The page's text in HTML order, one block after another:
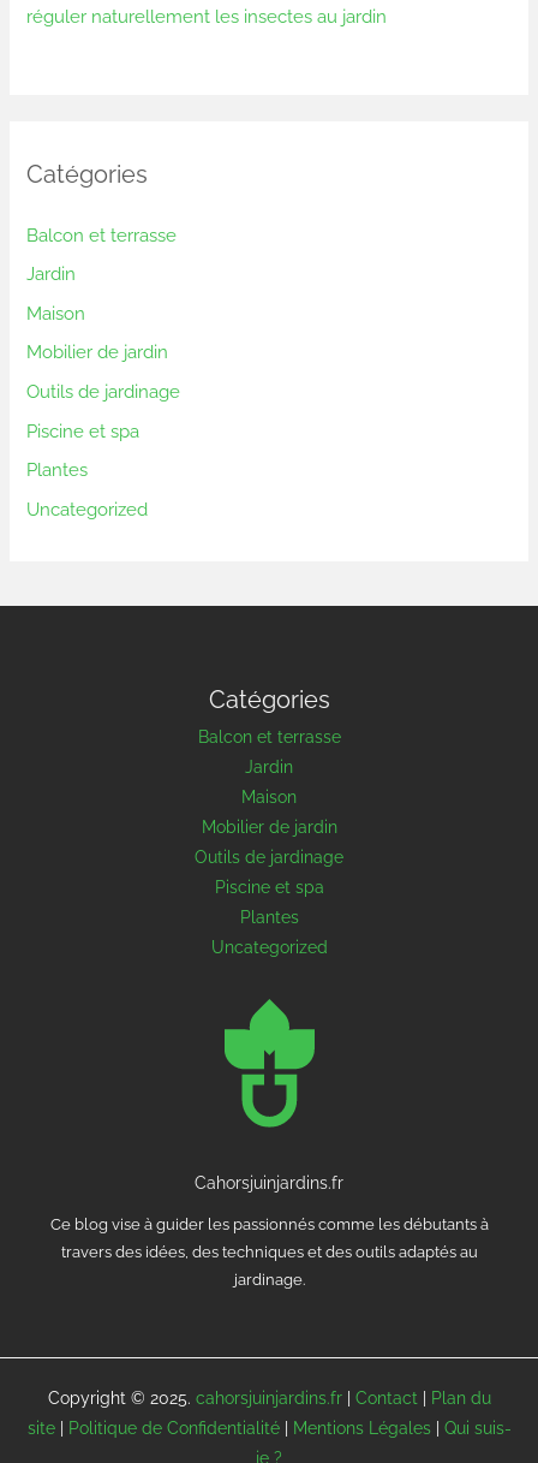
réguler naturellement les insectes au jardin
Catégories
Balcon et terrasse
Jardin
Maison
Mobilier de jardin
Outils de jardinage
Piscine et spa
Plantes
Uncategorized
Catégories
Balcon et terrasse
Jardin
Maison
Mobilier de jardin
Outils de jardinage
Piscine et spa
Plantes
Uncategorized
Cahorsjuinjardins.fr
Ce blog vise à guider les passionnés comme les débutants à
travers des idées, des techniques et des outils adaptés au
jardinage.
Copyright © 2025. cahorsjuinjardins.fr| Contact|
Plan du
site| Politique de Confidentialité| Mentions Légales| Qui suis-
je ?